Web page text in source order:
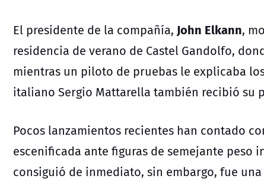
El presidente de la compañía, John Elkann,
residencia de verano de Castel Gandolfo,
mientras un piloto de pruebas le explicaba
italiano Sergio Mattarella también recibió su
Pocos lanzamientos recientes han contado
escenificada ante figuras de semejante peso
consiguió de inmediato, sin embargo, fue